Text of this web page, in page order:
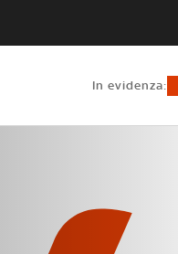
in evidenza: